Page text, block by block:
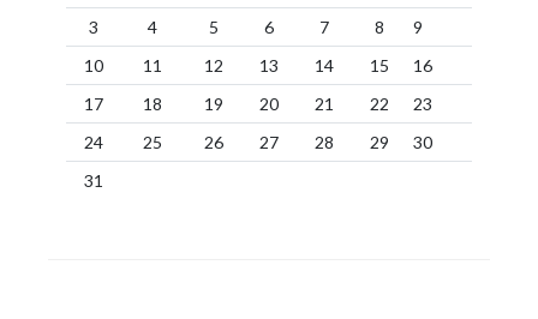
3
4 5 6 7 8
9
10
11 12 13 14 15
16
17
18 19 20 21 22
23
24
25 26 27 28 29
30
31